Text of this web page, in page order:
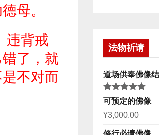
母。
背戒
了，就
不对而
法物祈请
道场供奉佛像
评分5.00
&sol; 5
可预定的佛像
¥3,000.00